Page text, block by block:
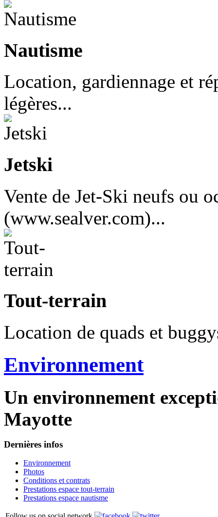
Nautisme
Location, gardiennage et
légères...
Jetski
Vente de Jet-Ski neufs ou
(www.sealver.com)...
Tout-terrain
Location de quads et
Environnement
Un environnement
Mayotte
Dernières infos
Environnement
Photos
Conditions et contrats
Prestations espace tout-terrain
Prestations espace nautisme